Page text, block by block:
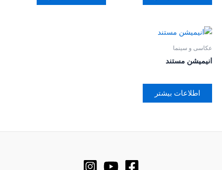
عکاسی و سینما
انیمیشن مستند
اطلاعات بیشتر